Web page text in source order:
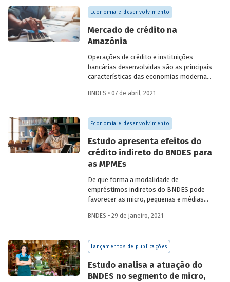
máquinas de cartão), e quais dificuldades
das empresas no acesso a financiamento
ele contribuiu para solucionar.
Economia e desenvolvimento
Mercado de crédito na
Amazônia
Operações de crédito e instituições
bancárias desenvolvidas são as principais
características das economias modernas.
ainda está bastante concentrado nas
concentração da própria atividade
econômica, mas não somente. Entenda
neste mercado e como os estados da
região se comparam em participação e
intensidade de crédito a empresas,
BNDES • 07 de abril, 2021
Economia e desenvolvimento
Estudo apresenta efeitos do
crédito indireto do BNDES para
as MPMEs
De que forma a modalidade de
empréstimos indiretos do BNDES pode
favorecer as micro, pequenas e médias
desconcentração de crédito bancário no
das questões abordadas pelo artigo
modelo indireto do BNDES: benefícios,
recentemente na Revista do BNDES 53.
BNDES • 29 de janeiro, 2021
Lançamentos de publicações
Estudo analisa a atuação do
BNDES no segmento de micro,